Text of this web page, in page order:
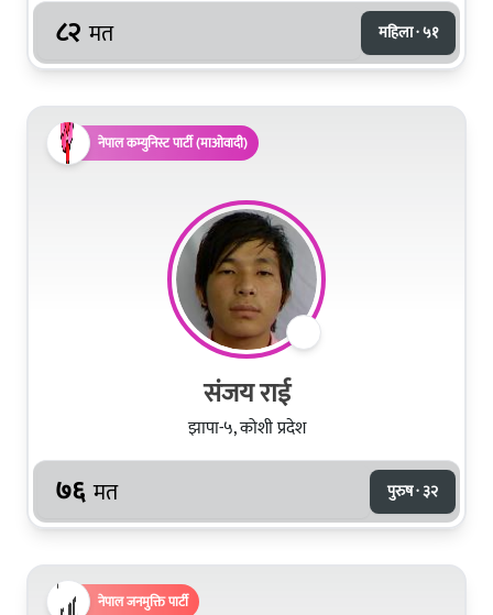
८२ मत महिला · ५१
नेपाल कम्युनिस्ट पार्टी (माओवादी)
संजय राई
झापा-५, कोशी प्रदेश
७६ मत पुरुष · ३२
नेपाल जनमुक्ति पार्टी